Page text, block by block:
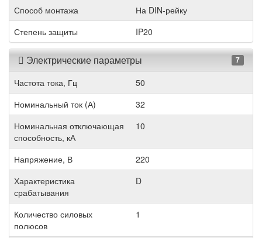
Способ монтажа
На DIN-рейку
Степень защиты
IP20
Электрические параметры 7
Частота тока, Гц
50
Номинальный ток (А)
32
Номинальная отключающая
способность, кА
10
Напряжение, В
220
Характеристика
срабатывания
D
Количество силовых
полюсов
1